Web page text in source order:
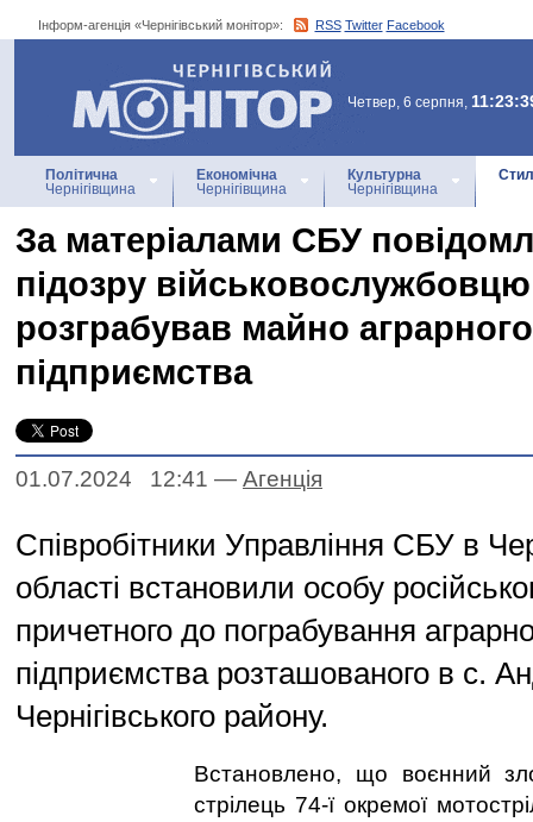
Інформ-агенція «Чернігівський монітор»: RSS Twitter Facebook
Інформ-агенція
«Чернігівський монітор»
Четвер, 6 серпня,
Політична
Чернігівщина
Економічна
Чернігівщина
Культурна
Чернігівщина
За матеріалами СБУ
підозру
розграбував майно аграрного
підприємства
01.07.2024 12:41 — Агенцiя
Співробітники Управління СБУ в
області встановили особу
причетного до пограбування
підприємства розташованого в с.
Чернігівського району.
Встановлено, що воєнний
стрілець 74-ї окремої